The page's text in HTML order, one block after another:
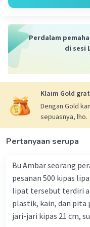
Perdalam
di sesi
Klaim Gold
Dengan Gold
sepuasnya, lho.
Pertanyaan serupa
Bu Ambar seorang
pesanan 500 kipas
lipat tersebut terdiri
plastik, kain, dan pita
jari-jari kipas 21 cm,